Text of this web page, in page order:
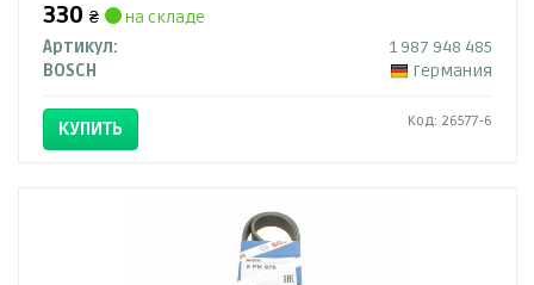
330 ₴
на складе
Артикул:
1 987 948 485
BOSCH
Германия
КУПИТЬ Код: 26577-6